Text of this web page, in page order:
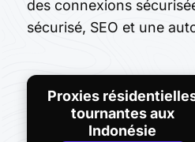
des connexions
sécurisé, SEO et une
Proxies
tournantes aux
Indonésie